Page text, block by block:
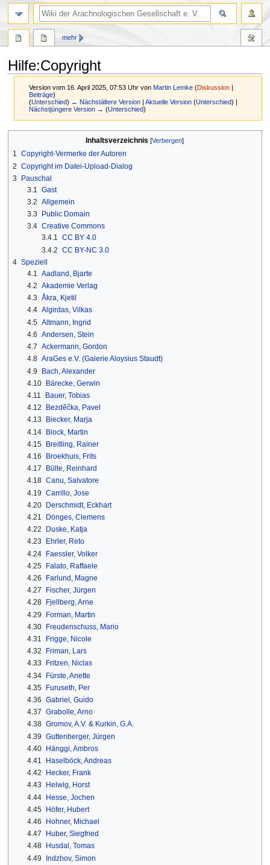
Hilfe:Copyright
Version vom 16. April 2025, 07:53 Uhr vonMartin Lemke (Diskussion |
Beiträge)
(Unterschied) ← Nächstältere Version |Aktuelle Version (Unterschied) |
Nächstjüngere Version → (Unterschied)
springen
springen
Inhaltsverzeichnis
1 Copyright-Vermerke der Autoren
2 Copyright im Datei-Upload-Dialog
3
Pauschal
3.1 Gast
3.2 Allgemein
3.3
Public Domain
3.4 Creative Commons
3.4.1 CC BY 4.0
3.4.2 CC BY-NC 3.0
4 Speziell
4.1 Aadland, Bjarte
4.2 Akademie Verlag
4.3 Åkra, Kjetil
4.4 Algirdas, Vilkas
4.5 Altmann, Ingrid
4.6 Andersen, Stein
4.7 Ackermann, Gordon
4.8 AraGes e.V. (Galerie Aloysius Staudt)
4.9
Bach, Alexander
4.10 Bärecke, Gerwin
4.11
Bauer, Tobias
4.12
Bezdĕčka, Pavel
4.13
Biecker, Marja
4.14 Block, Martin
4.15 Breitling, Rainer
4.16
Broekhuis, Frits
4.17
Bülte, Reinhard
4.18 Canu, Salvatore
4.19 Carrillo, Jose
4.20 Derschmidt, Eckhart
4.21
Dönges, Clemens
4.22
Duske, Katja
4.23
Ehrler, Reto
4.24 Faessler, Volker
4.25 Falato, Raffaele
4.26
Farlund, Magne
4.27
Fischer, Jürgen
4.28
Fjellberg, Arne
4.29
Forman, Martin
4.30 Freudenschuss, Mario
4.31
Frigge, Nicole
4.32
Friman, Lars
4.33
Fritzen, Niclas
4.34 Fürste, Anette
4.35 Furuseth, Per
4.36 Gabriel, Guido
4.37 Grabolle, Arno
4.38 Gromov, A.V. & Kurkin, G.A.
4.39 Guttenberger, Jürgen
4.40 Hänggi, Ambros
4.41
Haselböck, Andreas
4.42
Hecker, Frank
4.43
Helwig, Horst
4.44 Hesse, Jochen
4.45 Höfer, Hubert
4.46
Hohner, Michael
4.47
Huber, Siegfried
4.48
Husdal, Tomas
4.49
Indzhov, Simon
mehr